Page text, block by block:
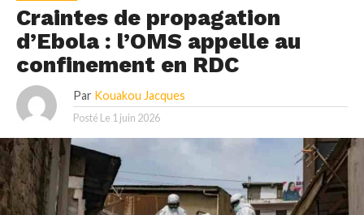
Craintes de propagation
d’Ebola : l’OMS appelle au
confinement en RDC
Par Kouakou Jacques
Posté Le 1 juin 2026